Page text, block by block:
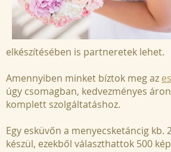
elkészítésében is partneretek lehet.
Amennyiben minket bíztok meg az
úgy csomagban, kedvezményes
komplett szolgáltatáshoz.
Egy esküvőn a menyecsketáncig kb.
készül, ezekből választhattok 500